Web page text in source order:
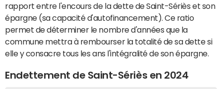
rapport entre l'encours de la dette de Saint-Sériès et son
épargne (sa capacité d'autofinancement). Ce ratio
permet de déterminer le nombre d'années que la
commune mettra à rembourser la totalité de sa dette si
elle y consacre tous les ans l'intégralité de son épargne.
Endettement de Saint-Sériès en 2024